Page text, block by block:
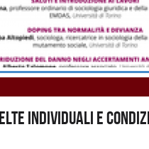
INDIVIDUALI E